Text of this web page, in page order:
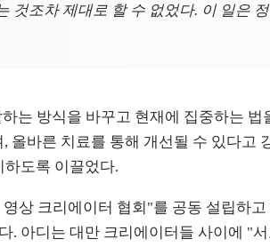
것조차 제대로 할 수 없었다. 이 일은
는 방식을 바꾸고 현재에 집중하는
올바른 치료를 통해 개선될 수 있다고
도록 이끌었다.
상 크리에이터 협회"를 공동 설립하
. 아디는 대만 크리에이터들 사이에 "